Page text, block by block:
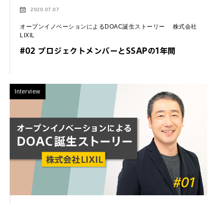
2020.07.07
オープンイノベーションによるDOAC誕生ストーリー 株式会社
LIXIL
#02 プロジェクトメンバーとSSAPの1年間
Interview